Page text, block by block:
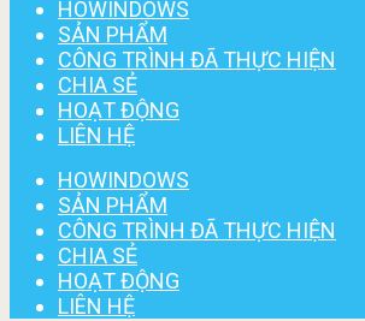
HOWINDOWS
SẢN PHẨM
CÔNG TRÌNH ĐÃ THỰC HIỆN
CHIA SẺ
HOẠT ĐỘNG
LIÊN HỆ
HOWINDOWS
SẢN PHẨM
CÔNG TRÌNH ĐÃ THỰC HIỆN
CHIA SẺ
HOẠT ĐỘNG
LIÊN HỆ